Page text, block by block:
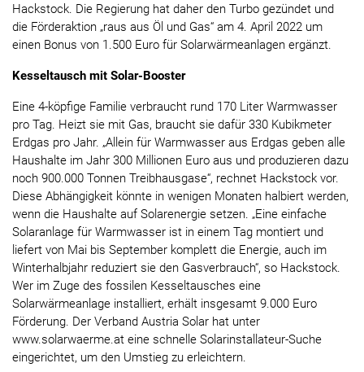
Hackstock. Die Regierung hat daher den Turbo gezündet und
die Förderaktion „raus aus Öl und Gas“ am 4. April 2022 um
einen Bonus von 1.500 Euro für Solarwärmeanlagen ergänzt.
Kesseltausch mit Solar-Booster
Eine 4-köpfige Familie verbraucht rund 170 Liter Warmwasser
pro Tag. Heizt sie mit Gas, braucht sie dafür 330 Kubikmeter
Erdgas pro Jahr. „Allein für Warmwasser aus Erdgas geben alle
Haushalte im Jahr 300 Millionen Euro aus und produzieren dazu
noch 900.000 Tonnen Treibhausgase“, rechnet Hackstock vor.
Diese Abhängigkeit könnte in wenigen Monaten halbiert werden,
wenn die Haushalte auf Solarenergie setzen. „Eine einfache
Solaranlage für Warmwasser ist in einem Tag montiert und
liefert von Mai bis September komplett die Energie, auch im
Winterhalbjahr reduziert sie den Gasverbrauch“, so Hackstock.
Wer im Zuge des fossilen Kesseltausches eine
Solarwärmeanlage installiert, erhält insgesamt 9.000 Euro
Förderung. Der Verband Austria Solar hat unter
www.solarwaerme.at eine schnelle Solarinstallateur-Suche
eingerichtet, um den Umstieg zu erleichtern.